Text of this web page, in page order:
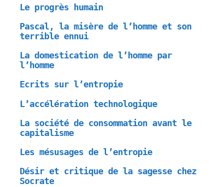
Le progrès humain
Pascal, la misère de l’homme et son
terrible ennui
La domestication de l’homme par
l’homme
Ecrits sur l’entropie
L’accélération technologique
La société de consommation avant le
capitalisme
Les mésusages de l’entropie
Désir et critique de la sagesse chez
Socrate